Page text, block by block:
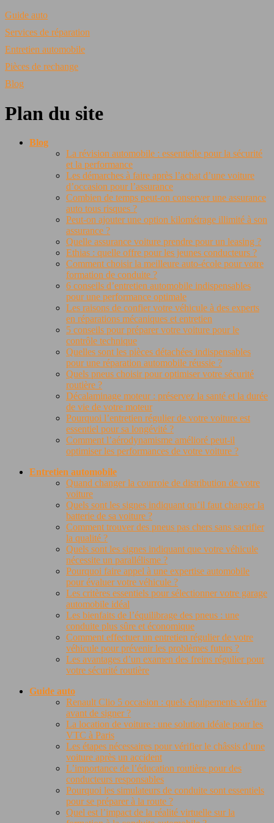
Guide auto
Services de réparation
Entretien automobile
Pièces de rechange
Blog
Plan du site
Blog
La révision automobile : essentielle pour la sécurité
et la performance
Les démarches à faire après l’achat d’une voiture
d’occasion pour l’assurance
Combien de temps peut-on conserver une assurance
auto tous risques ?
Peut-on ajouter une option kilométrage illimité à son
assurance ?
Quelle assurance voiture prendre pour un leasing ?
Ethias : quelle offre pour les jeunes conducteurs ?
Comment choisir la meilleure auto-école pour votre
formation de conduite ?
6 conseils d’entretien automobile indispensables
pour une performance optimale
Les raisons de confier votre véhicule à des experts
en réparations mécaniques et entretien
5 conseils pour préparer votre voiture pour le
contrôle technique
Quelles sont les pièces détachées indispensables
pour une réparation automobile réussie ?
Quels pneus choisir pour optimiser votre sécurité
routière ?
Décalaminage moteur : préservez la santé et la durée
de vie de votre moteur
Pourquoi l’entretien régulier de votre voiture est
essentiel pour sa longévité ?
Comment l’aérodynamisme amélioré peut-il
optimiser les performances de votre voiture ?
Entretien automobile
Quand changer la courroie de distribution de votre
voiture
Quels sont les signes indiquant qu’il faut changer la
batterie de sa voiture ?
Comment trouver des pneus pas chers sans sacrifier
la qualité ?
Quels sont les signes indiquant que votre véhicule
nécessite un parallélisme ?
Pourquoi faire appel à une expertise automobile
pour évaluer votre véhicule ?
Les critères essentiels pour sélectionner votre garage
automobile idéal
Les bienfaits de l’équilibrage des pneus : une
conduite plus sûre et économique
Comment effectuer un entretien régulier de votre
véhicule pour prévenir les problèmes futurs ?
Les avantages d’un examen des freins régulier pour
votre sécurité routière
Guide auto
Renault Clio 5 occasion : quels équipements vérifier
avant de signer ?
La location de voiture : une solution idéale pour les
VTC à Paris
Les étapes nécessaires pour vérifier le châssis d’une
voiture après un accident
L’importance de l’éducation routière pour des
conducteurs responsables
Pourquoi les simulateurs de conduite sont essentiels
pour se préparer à la route ?
Quel est l’impact de la réalité virtuelle sur la